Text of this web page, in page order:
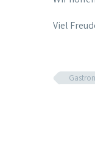
Viel